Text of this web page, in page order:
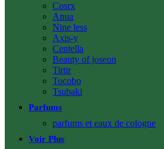
Cosrx
Anua
Nine less
Axis-y
Centella
Beauty of joseon
Tirtir
Tocobo
Tsubaki
Parfums
parfums et eaux de cologne
Voir Plus